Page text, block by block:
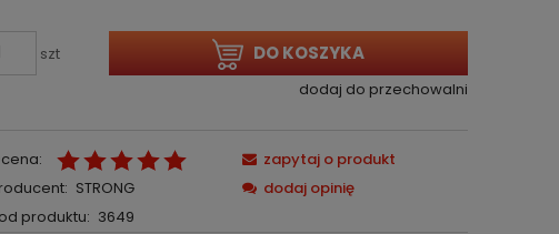
szt DO KOSZYKA
dodaj do przechowalni
STRONG
produktu: 3649
zapytaj o produkt
dodaj opinię